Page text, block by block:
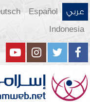
عربي Español
Indonesia